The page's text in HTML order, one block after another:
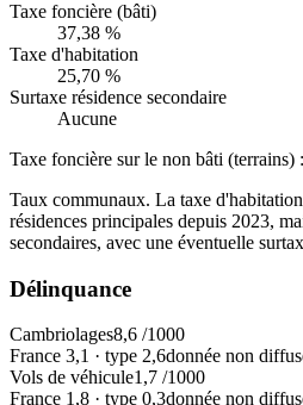
Taxe foncière (bâti)
37,38 %
Taxe d'habitation
25,70 %
Surtaxe résidence secondaire
Aucune
Taxe foncière sur le non bâti (terrains) :
Taux communaux. La taxe
résidences principales depuis 2023,
secondaires, avec une éventuelle
Délinquance
Cambriolages8,6 /1000
France 3,1 · type 2,6donnée non
Vols de véhicule1,7 /1000
France 1,8 · type 0,3donnée non